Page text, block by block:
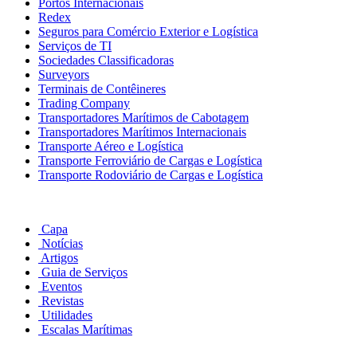
Portos Internacionais
Redex
Seguros para Comércio Exterior e Logística
Serviços de TI
Sociedades Classificadoras
Surveyors
Terminais de Contêineres
Trading Company
Transportadores Marítimos de Cabotagem
Transportadores Marítimos Internacionais
Transporte Aéreo e Logística
Transporte Ferroviário de Cargas e Logística
Transporte Rodoviário de Cargas e Logística
Capa
Notícias
Artigos
Guia de Serviços
Eventos
Revistas
Utilidades
Escalas Marítimas